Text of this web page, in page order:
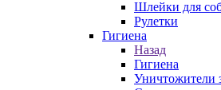
Шлейки для
Рулетки
Гигиена
Назад
Гигиена
Уничтожители